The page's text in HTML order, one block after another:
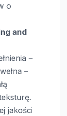
o
and
–
–
jakości